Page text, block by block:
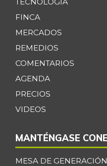
FINCA
MERCADOS
REMEDIOS
COMENTARIOS
AGENDA
PRECIOS
VIDEOS
MANTÉNGASE
MESA DE